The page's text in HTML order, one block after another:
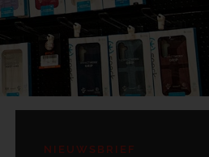
NIEUWSBRIEF